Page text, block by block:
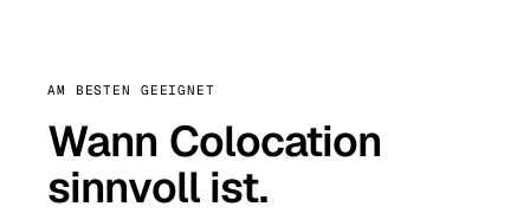
AM BESTEN GEEIGNET
Wann Colocation
sinnvoll ist.